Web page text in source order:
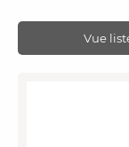
Vue